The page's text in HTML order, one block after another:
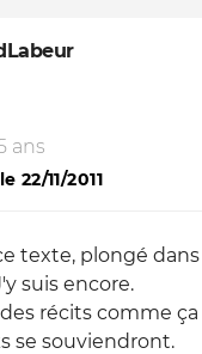
ans
22/11/2011
texte, plongé
suis encore.
récits comme
se souviendront.